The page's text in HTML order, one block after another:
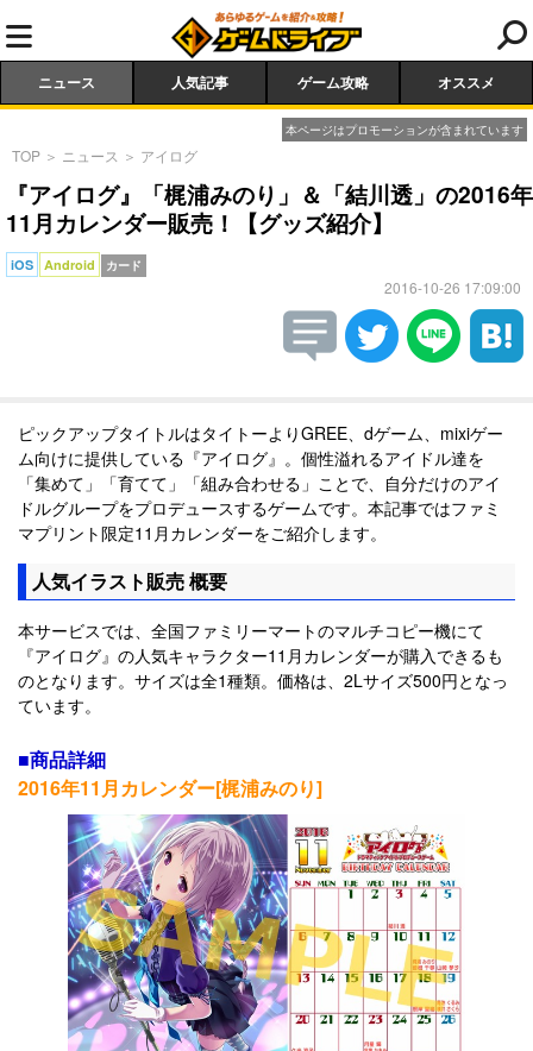
ニュース 人気記事 ゲーム攻略 オススメ
本ページはプロモーションが含まれています
TOP ＞ ニュース ＞ アイログ
『アイログ』「梶浦みのり」＆「結川透」の2016年
11月カレンダー販売！【グッズ紹介】
iOS Android カード
2016-10-26 17:09:00
ピックアップタイトルはタイトーよりGREE、dゲーム、mixiゲー
ム向けに提供している『アイログ』。個性溢れるアイドル達を
「集めて」「育てて」「組み合わせる」ことで、自分だけのアイ
ドルグループをプロデュースするゲームです。本記事ではファミ
マプリント限定11月カレンダーをご紹介します。
人気イラスト販売 概要
本サービスでは、全国ファミリーマートのマルチコピー機にて
『アイログ』の人気キャラクター11月カレンダーが購入できるも
のとなります。サイズは全1種類。価格は、2Lサイズ500円となっ
ています。
■商品詳細
2016年11月カレンダー[梶浦みのり]